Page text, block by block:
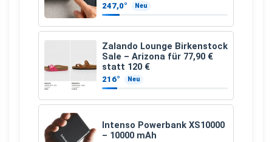
247,0° Neu
Zalando Lounge Birkenstock
Sale – Arizona für 77,90 €
statt 120 €
216° Neu
Intenso Powerbank XS10000
– 10000 mAh